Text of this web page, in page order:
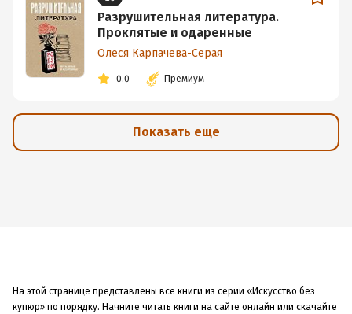
Разрушительная литература.
Проклятые и одаренные
Олеся Карпачева-Серая
0.0 Премиум
Показать еще
На этой странице представлены все книги из серии «Искусство без
купюр» по порядку. Начните читать книги на сайте онлайн или скачайте